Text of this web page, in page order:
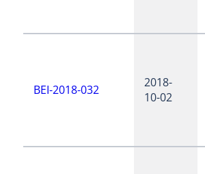
BEI-2018-032
2018-
10-02